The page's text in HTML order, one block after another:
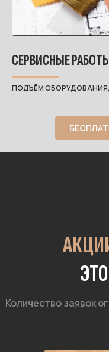
СЕРВИСНЫЕ
ПОДЪЁМ
Количество заявок